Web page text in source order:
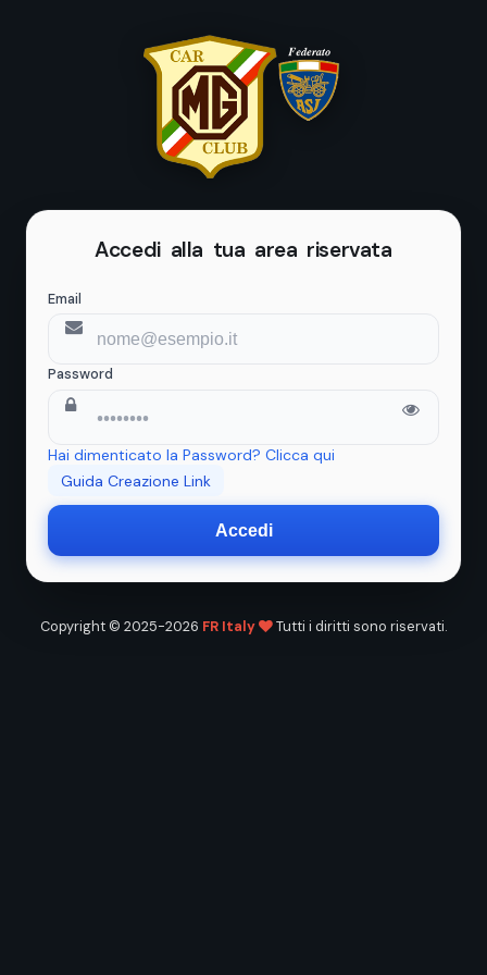
Accedi alla tua area riservata
Email
Password
Hai dimenticato la Password? Clicca qui
Guida Creazione Link
Accedi
Copyright © 2025-2026 FR Italy Tutti i diritti sono riservati.